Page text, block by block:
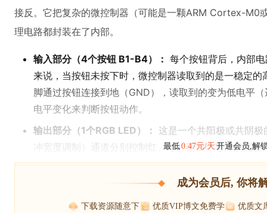
接反。它把复杂的微控制器（可能是一颗ARM Cortex-M0
理电路都封装在了内部。
输入部分（4个按钮 B1-B4）： 每个按钮背后，内部
来说，当按钮未按下时，微控制器读取到的是一稳定的
脚通过按钮连接到地（GND），读取到的变为低电平
电平变化来判断按钮动作。
输出部分（1个RGB LED）： 这是一个共阳极或共阴
冲宽度调制）通道分别控制红、绿、蓝三个芯片的亮
最低0.47元/天 开通会员,解
成为会员后, 你将
下载资源随意下 优质VIP博文免费学 优质文